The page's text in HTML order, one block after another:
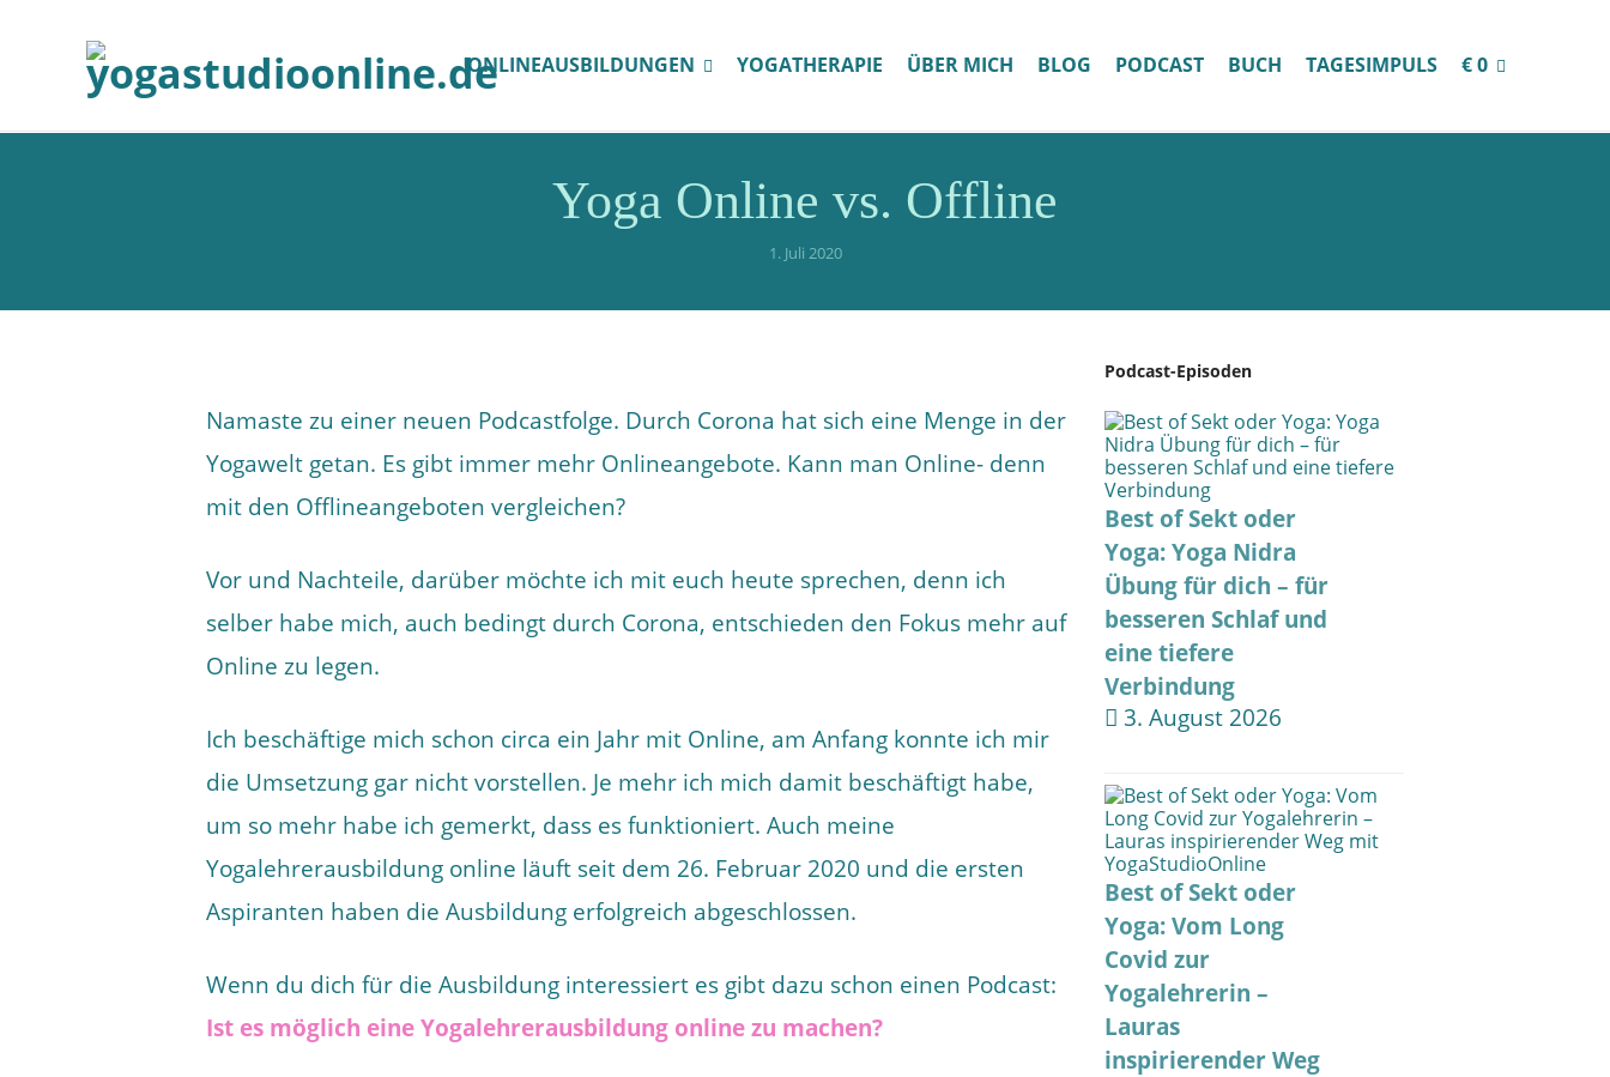
ONLINEAUSBILDUNGEN YOGATHERAPIE ÜBER MICH BLOG PODCAST BUCH TAGESIMPULS € 0
Yoga Online vs. Offline
1. Juli 2020
Namaste zu einer neuen Podcastfolge. Durch Corona hat sich eine Menge in der
Yogawelt getan. Es gibt immer mehr Onlineangebote. Kann man Online- denn
mit den Offlineangeboten vergleichen?
Vor und Nachteile, darüber möchte ich mit euch heute sprechen, denn ich
selber habe mich, auch bedingt durch Corona, entschieden den Fokus mehr auf
Online zu legen.
Ich beschäftige mich schon circa ein Jahr mit Online, am Anfang konnte ich mir
die Umsetzung gar nicht vorstellen. Je mehr ich mich damit beschäftigt habe,
um so mehr habe ich gemerkt, dass es funktioniert. Auch meine
Yogalehrerausbildung online läuft seit dem 26. Februar 2020 und die ersten
Aspiranten haben die Ausbildung erfolgreich abgeschlossen.
Wenn du dich für die Ausbildung interessiert es gibt dazu schon einen Podcast:
Ist es möglich eine Yogalehrerausbildung online zu machen?
Podcast-Episoden
Best of Sekt oder
Yoga: Yoga Nidra
Übung für dich – für
besseren Schlaf und
eine tiefere
Verbindung
3. August 2026
Best of Sekt oder
Yoga: Vom Long
Covid zur
Yogalehrerin –
Lauras
inspirierender Weg